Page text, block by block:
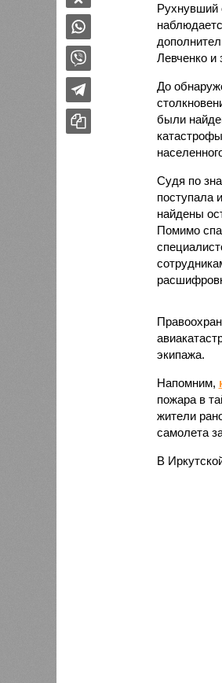
Рухнувший
Левченко
До
были
Судя по
поступала
найдены
Помимо
экипажа.
Напомним,
пожара в
жители
самолета
В